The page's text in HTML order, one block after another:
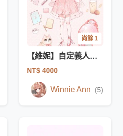
尚餘 1
【維妮】自定義人設圖
NT$ 4000
Winnie Ann (5)